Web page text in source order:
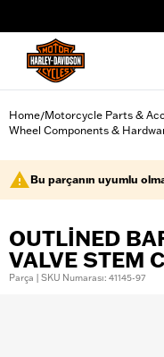
Home/Motorcycle Parts &
Wheel Components &
Bu parçanın uyumlu
OUTLINED
VALVE STEM
Parça | SKU Numarası: 41145-97